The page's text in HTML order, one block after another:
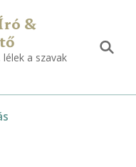
&
a szavak